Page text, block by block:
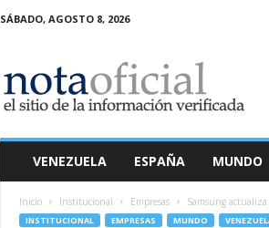
SÁBADO, AGOSTO 8, 2026
a
O
VENEZUELA ESPAÑA MUNDO
Inicio Institucional Empresas Samsung
INSTITUCIONAL EMPRESAS MUNDO